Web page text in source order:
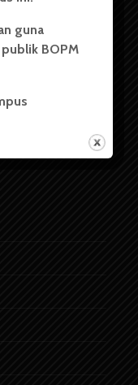
merupakan
Sumatera Utara
salah satu
guna
BOPM